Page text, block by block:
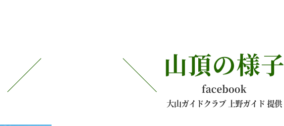
山頂の様子
facebook
大山ガイドクラブ 上野ガイド 提供